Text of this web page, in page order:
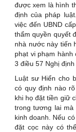
được xem là hình
định của pháp
việc đến UBND
thẩm quyền quyết
nhà nước này tiến
phạt vi phạm
3 điều 57 Nghị
Luật sư Hiển cho
có quy định nào
khi họ đặt tiền giữ
trong tương lai
kinh doanh. Nếu
đặt cọc này có